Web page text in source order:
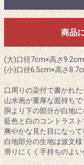
商品
(大)口径7cm×高さ9.2cm
(小)口径6.5cm×高さ
口周りの染付で書かれ
山水画が重厚な面持ち
胴より下の部分が白地に
藍色と白のコントラスト
爽やかな見た目になって
白地部分の生地は波文
滑りにくく手持ちのよ